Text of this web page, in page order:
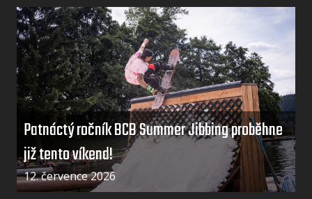
Patnáctý ročník BCB Summer Jibbing proběhne
již tento víkend!
12. července 2026